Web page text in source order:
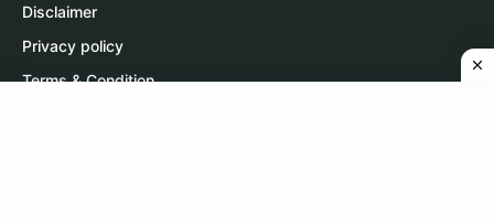
Disclaimer
Privacy policy
Terms & Condition